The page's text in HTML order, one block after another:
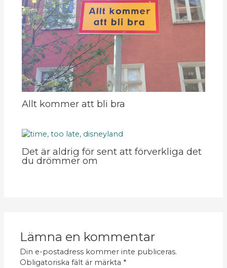
Allt kommer att bli bra
Det är aldrig för sent att förverkliga det
du drömmer om
Lämna en kommentar
Din e-postadress kommer inte publiceras.
Obligatoriska fält är märkta *